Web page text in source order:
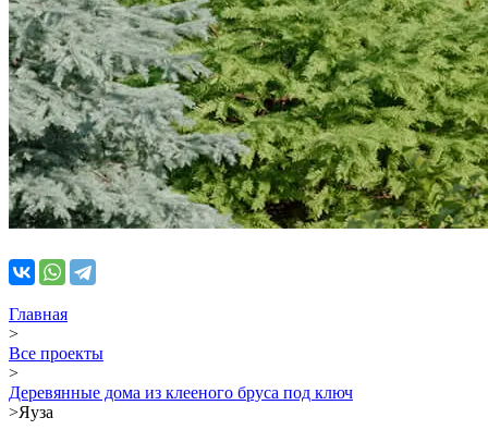
Главная
>
Все проекты
>
Деревянные дома из клееного бруса под ключ
>Яуза